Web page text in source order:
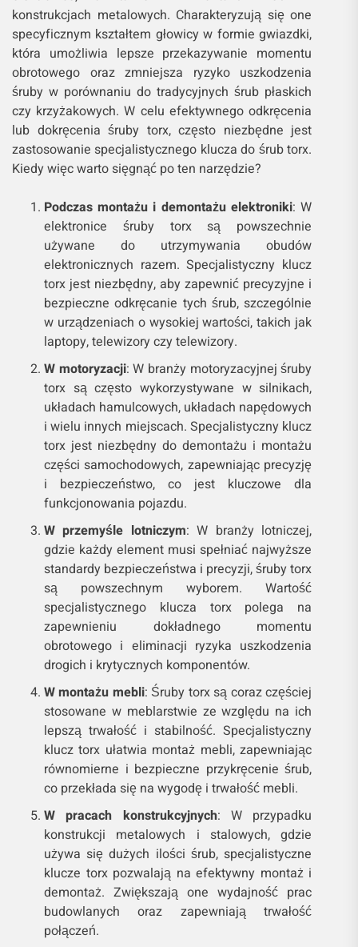
konstrukcjach metalowych. Charakteryzują się one
specyficznym kształtem głowicy w formie gwiazdki,
która umożliwia lepsze przekazywanie momentu
obrotowego oraz zmniejsza ryzyko uszkodzenia
śruby w porównaniu do tradycyjnych śrub płaskich
czy krzyżakowych. W celu efektywnego odkręcenia
lub dokręcenia śruby torx, często niezbędne jest
zastosowanie specjalistycznego klucza do śrub torx.
Kiedy więc warto sięgnąć po ten narzędzie?
Podczas montażu i demontażu elektroniki: W
elektronice śruby torx są powszechnie
używane do utrzymywania obudów
elektronicznych razem. Specjalistyczny klucz
torx jest niezbędny, aby zapewnić precyzyjne i
bezpieczne odkręcanie tych śrub, szczególnie
w urządzeniach o wysokiej wartości, takich jak
laptopy, telewizory czy telewizory.
W motoryzacji: W branży motoryzacyjnej śruby
torx są często wykorzystywane w silnikach,
układach hamulcowych, układach napędowych
i wielu innych miejscach. Specjalistyczny klucz
torx jest niezbędny do demontażu i montażu
części samochodowych, zapewniając precyzję
i bezpieczeństwo, co jest kluczowe dla
funkcjonowania pojazdu.
W przemyśle lotniczym: W branży lotniczej,
gdzie każdy element musi spełniać najwyższe
standardy bezpieczeństwa i precyzji, śruby torx
są powszechnym wyborem. Wartość
specjalistycznego klucza torx polega na
zapewnieniu dokładnego momentu
obrotowego i eliminacji ryzyka uszkodzenia
drogich i krytycznych komponentów.
W montażu mebli: Śruby torx są coraz częściej
stosowane w meblarstwie ze względu na ich
lepszą trwałość i stabilność. Specjalistyczny
klucz torx ułatwia montaż mebli, zapewniając
równomierne i bezpieczne przykręcenie śrub,
co przekłada się na wygodę i trwałość mebli.
W pracach konstrukcyjnych: W przypadku
konstrukcji metalowych i stalowych, gdzie
używa się dużych ilości śrub, specjalistyczne
klucze torx pozwalają na efektywny montaż i
demontaż. Zwiększają one wydajność prac
budowlanych oraz zapewniają trwałość
połączeń.